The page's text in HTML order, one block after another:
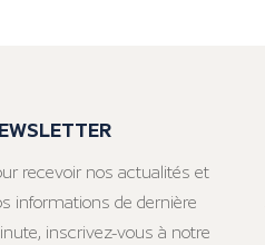
recevoir nos actualités et
informations de dernière
inscrivez-vous à notre